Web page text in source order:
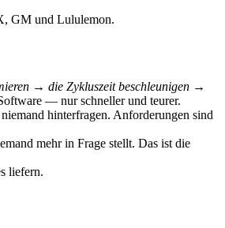
GM und Lululemon.
→ die Zykluszeit beschleunigen →
— nur schneller und teurer.
hinterfragen. Anforderungen sind
mehr in Frage stellt. Das ist die
liefern.